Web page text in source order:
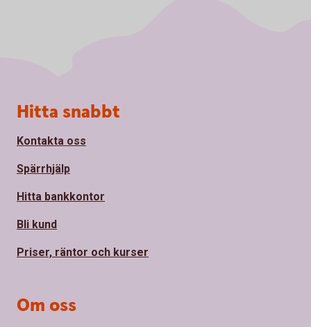
Sidfot
Hitta snabbt
Kontakta oss
Spärrhjälp
Hitta bankkontor
Bli kund
Priser, räntor och kurser
Om oss